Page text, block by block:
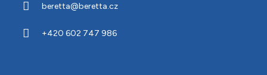
beretta@beretta.cz
+420 602 747 986